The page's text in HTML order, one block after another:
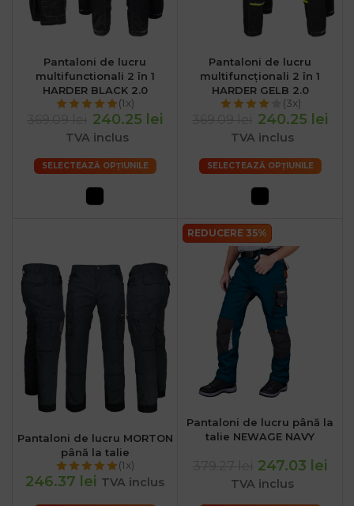
Pantaloni de lucru
multifunctionali 2 în 1
HARDER BLACK 2.0
(1x)
240.25 lei
TVA inclus
SELECTEAZĂ OPȚIUNILE
Pantaloni de lucru
multifuncționali 2 în 1
HARDER GELB 2.0
(3x)
240.25 lei
TVA inclus
SELECTEAZĂ OPȚIUNILE
Pantaloni de lucru MORTON
până la talie
(1x)
246.37 lei TVA inclus
REDUCERE 35%
Pantaloni de lucru până la
talie NEWAGE NAVY
247.03 lei
TVA inclus